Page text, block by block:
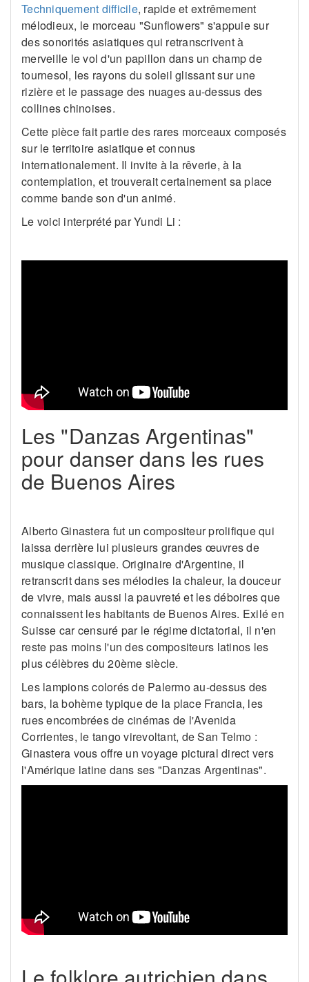
Techniquement difficile, rapide et extrêmement
mélodieux, le morceau "Sunflowers" s'appuie sur
des sonorités asiatiques qui retranscrivent à
merveille le vol d'un papillon dans un champ de
tournesol, les rayons du soleil glissant sur une
rizière et le passage des nuages au-dessus des
collines chinoises.
Cette pièce fait partie des rares morceaux composés
sur le territoire asiatique et connus
internationalement. Il invite à la rêverie, à la
contemplation, et trouverait certainement sa place
comme bande son d'un animé.
Le voici interprété par Yundi Li :
Les "Danzas Argentinas"
pour danser dans les rues
de Buenos Aires
Alberto Ginastera fut un compositeur prolifique qui
laissa derrière lui plusieurs grandes œuvres de
musique classique. Originaire d'Argentine, il
retranscrit dans ses mélodies la chaleur, la douceur
de vivre, mais aussi la pauvreté et les déboires que
connaissent les habitants de Buenos Aires. Exilé en
Suisse car censuré par le régime dictatorial, il n'en
reste pas moins l'un des compositeurs latinos les
plus célèbres du 20ème siècle.
Les lampions colorés de Palermo au-dessus des
bars, la bohème typique de la place Francia, les
rues encombrées de cinémas de l'Avenida
Corrientes, le tango virevoltant, de San Telmo :
Ginastera vous offre un voyage pictural direct vers
l'Amérique latine dans ses "Danzas Argentinas".